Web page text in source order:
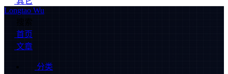
Longtao Wu
搜索
首页
文章
分类